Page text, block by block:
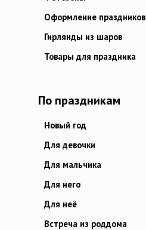
Оформление праздников
Гирлянды из шаров
Товары для праздника
По праздникам
Новый год
Для девочки
Для мальчика
Для него
Для неё
Встреча из роддома